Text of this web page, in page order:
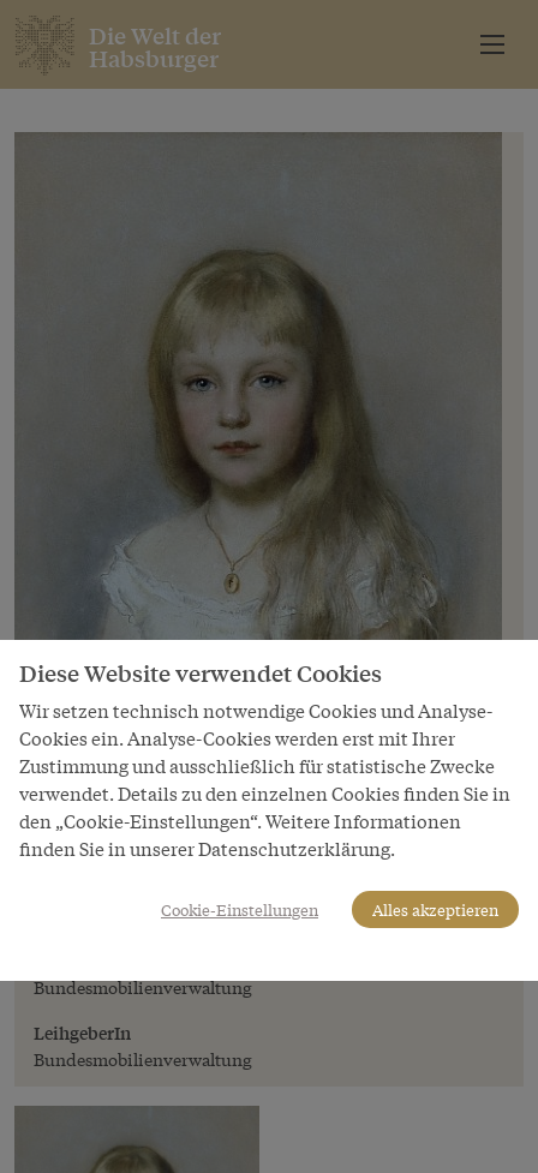
Die Welt der
Habsburger
Bild
Kinderporträt von Erzherzogin Elisabeth
Marie, der Tochter von Kronprinz Rudolf.
Pastellgemälde von Marie Biasini, 1889
Bundesmobilienverwaltung
LeihgeberIn
Bundesmobilienverwaltung
Diese Website verwendet Cookies
Wir setzen technisch notwendige Cookies und Analyse-
Cookies ein. Analyse-Cookies werden erst mit Ihrer
Zustimmung und ausschließlich für statistische Zwecke
verwendet. Details zu den einzelnen Cookies finden Sie in
den „Cookie-Einstellungen“. Weitere Informationen
finden Sie in unserer Datenschutzerklärung.
Cookie-Einstellungen Alles akzeptieren